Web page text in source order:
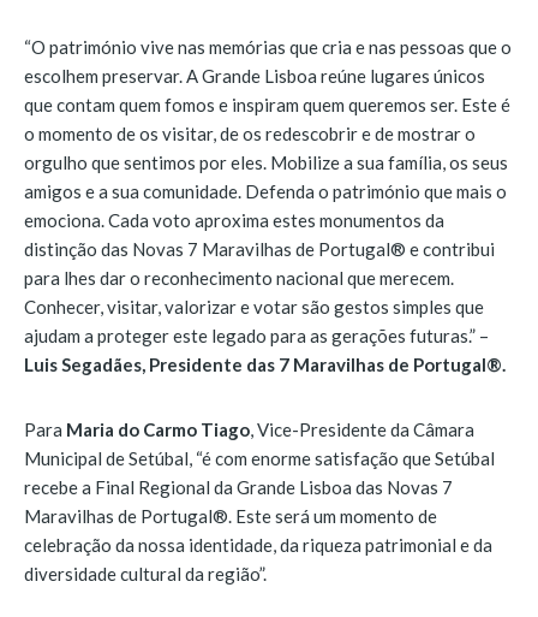
“O património vive nas memórias que cria e nas pessoas que o
escolhem preservar. A Grande Lisboa reúne lugares únicos
que contam quem fomos e inspiram quem queremos ser. Este é
o momento de os visitar, de os redescobrir e de mostrar o
orgulho que sentimos por eles. Mobilize a sua família, os seus
amigos e a sua comunidade. Defenda o património que mais o
emociona. Cada voto aproxima estes monumentos da
distinção das Novas 7 Maravilhas de Portugal®️ e contribui
para lhes dar o reconhecimento nacional que merecem.
Conhecer, visitar, valorizar e votar são gestos simples que
ajudam a proteger este legado para as gerações futuras.” –
Luis Segadães, Presidente das 7 Maravilhas de Portugal®️.
Para Maria do Carmo Tiago , Vice-Presidente da Câmara
Municipal de Setúbal, “é com enorme satisfação que Setúbal
recebe a Final Regional da Grande Lisboa das Novas 7
Maravilhas de Portugal®. Este será um momento de
celebração da nossa identidade, da riqueza patrimonial e da
diversidade cultural da região”.